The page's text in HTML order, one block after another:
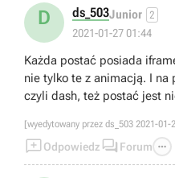
D ds_503Junior 2
2021-01-27 01:44
Każda postać posiada
nie tylko te z animacją. I na
czyli dash, też postać jest
[wyedytowany przez ds_503 2021-01-
Odpowiedz  Forum 